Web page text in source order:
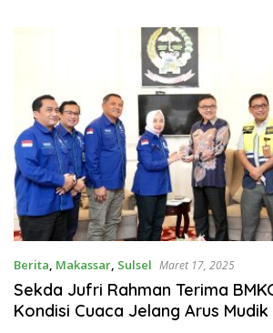
Berita, Makassar, Sulsel Maret 17, 2025
Sekda Jufri Rahman Terima
Kondisi Cuaca Jelang Arus